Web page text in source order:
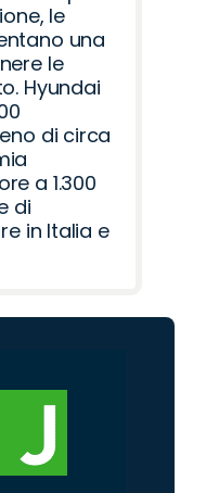
le
una
le
Hyundai
di circa
a 1.300
di
in Italia e